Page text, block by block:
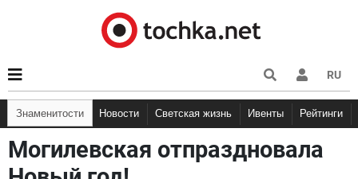
RU
Знаменитости Новости Светская жизнь Ивенты Рейтинги
Могилевская отпраздновала